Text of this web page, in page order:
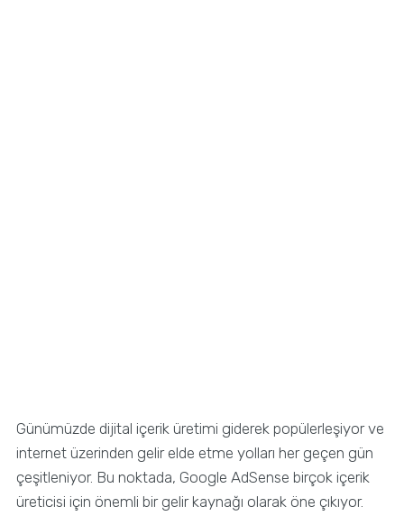
Günümüzde dijital içerik üretimi giderek popülerleşiyor ve
internet üzerinden gelir elde etme yolları her geçen gün
çeşitleniyor. Bu noktada, Google AdSense birçok içerik
üreticisi için önemli bir gelir kaynağı olarak öne çıkıyor.